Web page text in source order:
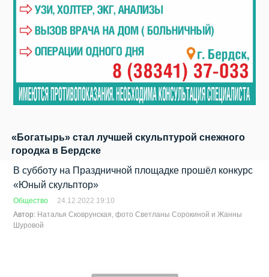
«Богатырь» стал лучшей скульптурой снежного
городка в Бердске
В субботу на Праздничной площадке прошёл конкурс
«Юный скульптор»
Общество
24.12.2022 19:10
Автор: Наталья Сковрунская, фото Светланы Сорокиной и Жанны
Шуровой